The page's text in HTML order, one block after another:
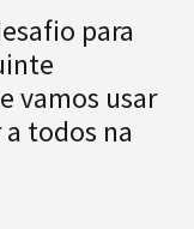
para
vamos usar
todos na